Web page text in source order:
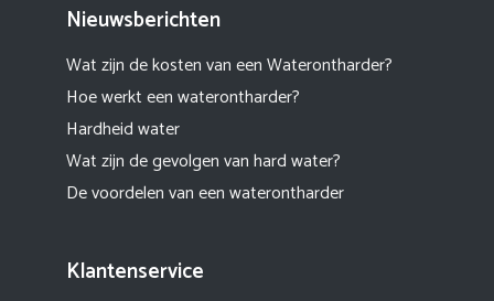
Nieuwsberichten
Wat zijn de kosten van een Waterontharder?
Hoe werkt een waterontharder?
Hardheid water
Wat zijn de gevolgen van hard water?
De voordelen van een waterontharder
Klantenservice